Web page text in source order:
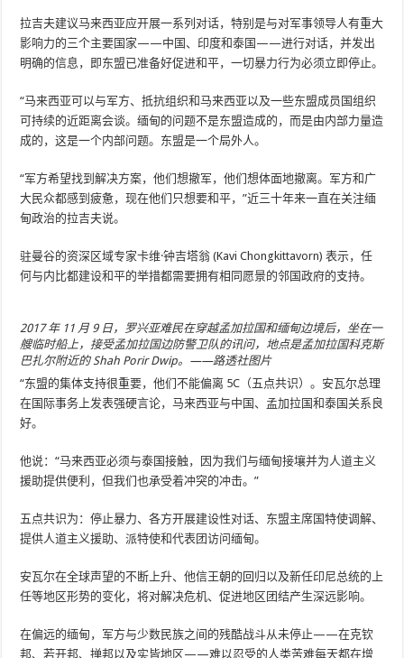
拉吉夫建议马来西亚应开展一系列对话，特别是与对军事领导人有重大
影响力的三个主要国家——中国、印度和泰国——进行对话，并发出
明确的信息，即东盟已准备好促进和平，一切暴力行为必须立即停止。
“马来西亚可以与军方、抵抗组织和马来西亚以及一些东盟成员国组织
可持续的近距离会谈。缅甸的问题不是东盟造成的，而是由内部力量造
成的，这是一个内部问题。东盟是一个局外人。
“军方希望找到解决方案，他们想撤军，他们想体面地撤离。军方和广
大民众都感到疲惫，现在他们只想要和平，”近三十年来一直在关注缅
甸政治的拉吉夫说。
驻曼谷的资深区域专家卡维·钟吉塔翁 (Kavi Chongkittavorn) 表示，任
何与内比都建设和平的举措都需要拥有相同愿景的邻国政府的支持。
2017 年 11 月 9 日，罗兴亚难民在穿越孟加拉国和缅甸边境后，坐​​在一
艘临时船上，接受孟加拉国边防警卫队的讯问，地点是孟加拉国科克斯
巴扎尔附近的 Shah Porir Dwip。——路透社图片
“东盟的集体支持很重要，他们不能偏离 5C（五点共识）。安瓦尔总理
在国际事务上发表强硬言论，马来西亚与中国、孟加拉国和泰国关系良
好。
他说：“马来西亚必须与泰国接触，因为我们与缅甸接壤并为人道主义
援助提供便利，但我们也承受着冲突的冲击。”
五点共识为：停止暴力、各方开展建设性对话、东盟主席国特使调解、
提供人道主义援助、派特使和代表团访问缅甸。
安瓦尔在全球声望的不断上升、他信王朝的回归以及新任印尼总统的上
任等地区形势的变化，将对解决危机、促进地区团结产生深远影响。
在偏远的缅甸，军方与少数民族之间的残酷战斗从未停止——在克钦
邦、若开邦、掸邦以及实皆地区——难以忍受的人类苦难每天都在增